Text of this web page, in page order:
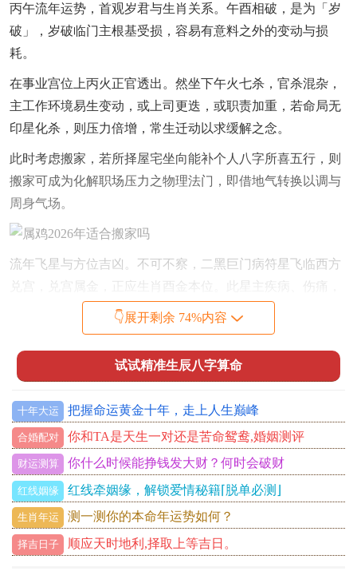
丙午流年运势，首观岁君与生肖关系。午酉相破，是为「岁
破」，岁破临门主根基受损，容易有意料之外的变动与损
耗。
在事业宫位上丙火正官透出。然坐下午火七杀，官杀混杂，
主工作环境易生变动，或上司更迭，或职责加重，若命局无
印星化杀，则压力倍增，常生迁动以求缓解之念。
此时考虑搬家，若所择屋宅坐向能补个人八字所喜五行，则
搬家可成为化解职场压力之物理法门，即借地气转换以调与
周身气场。
流年飞星与方位吉凶。不可不察，二黑巨门病符星飞临西方
兑宫，兑宫属金，正应生肖酉金本位。此星主疾病、伤痛，
若旧居或新宅之西方动土、装修或作为重要活动区域，则易
对属鸡人来讲若2026年搬家，首要规避选择屋宅西方有煞气
冲射，或于西方先行施工之物业。
反之，八白左辅旺财星飞临东南巽宫，巽属木，木能生火，
火再生土，若命主喜土，则择宅于城市东南区域，或新宅内
部将客厅、财位布于东南，则搬家之举反可催旺财禄；故搬
家吉凶，半在天时半在择地。
大运与流年的交织。方显命局深层机微，若属鸡之人正行戊
戌、己丑等湿土大运，土能晦火生金，则流年烈火之气得以
中与，反构成「官印相生」或「杀印相生」之贵格。
👇展开剩余 74%内容
试试精准生辰八字算命
十年大运 把握命运黄金十年，走上人生巅峰
合婚配对 你和TA是天生一对还是苦命鸳鸯,婚姻测评
财运测算 你什么时候能挣钱发大财？何时会破财
红线姻缘 红线牵姻缘，解锁爱情秘籍⌈脱单必测⌋
生肖年运 测一测你的本命年运势如何？
择吉日子 顺应天时地利,择取上等吉日。